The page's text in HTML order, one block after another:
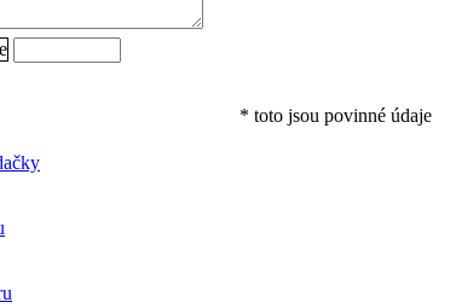
* toto jsou povinné údaje